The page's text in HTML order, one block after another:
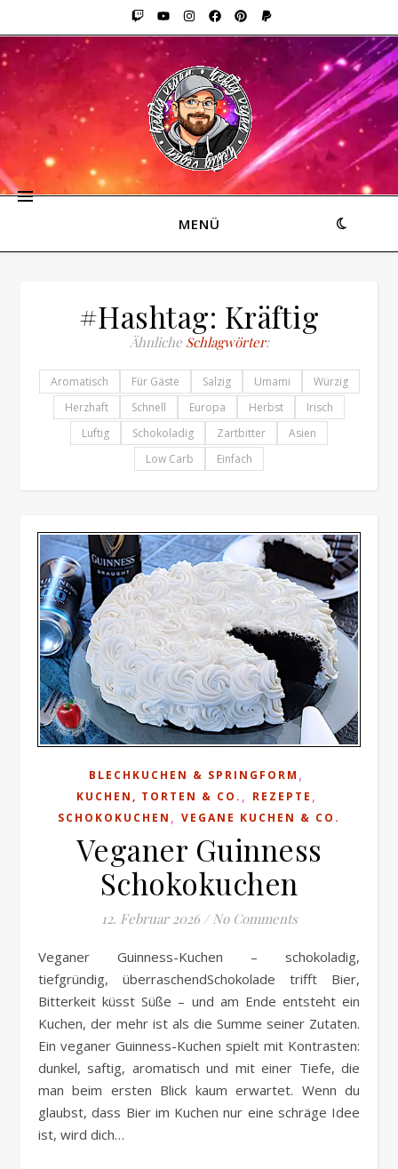
MENÜ
#Hashtag: Kräftig
Ähnliche Schlagwörter:
Aromatisch Für Gäste Salzig Umami
Würzig
Herzhaft
Schnell Europa Herbst
Irisch
Luftig
Schokoladig Zartbitter
Asien
Low Carb
Einfach
BLECHKUCHEN & SPRINGFORM ,
KUCHEN, TORTEN & CO. , REZEPTE ,
SCHOKOKUCHEN , VEGANE KUCHEN & CO.
Veganer Guinness
Schokokuchen
12. Februar 2026 / No Comments
Veganer Guinness-Kuchen – schokoladig,
tiefgründig, überraschendSchokolade trifft Bier,
Bitterkeit küsst Süße – und am Ende entsteht ein
Kuchen, der mehr ist als die Summe seiner Zutaten.
Ein veganer Guinness-Kuchen spielt mit Kontrasten:
dunkel, saftig, aromatisch und mit einer Tiefe, die
man beim ersten Blick kaum erwartet. Wenn du
glaubst, dass Bier im Kuchen nur eine schräge Idee
ist, wird dich…